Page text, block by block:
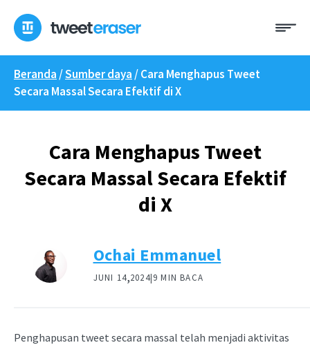
konten
Beranda /Sumber daya /Cara Menghapus Tweet
Secara Massal Secara Efektif di X
Cara Menghapus Tweet
Secara Massal Secara Efektif
di X
Ochai Emmanuel
JUNI 14,2024|9 MIN BACA
Penghapusan tweet secara massal telah menjadi aktivitas